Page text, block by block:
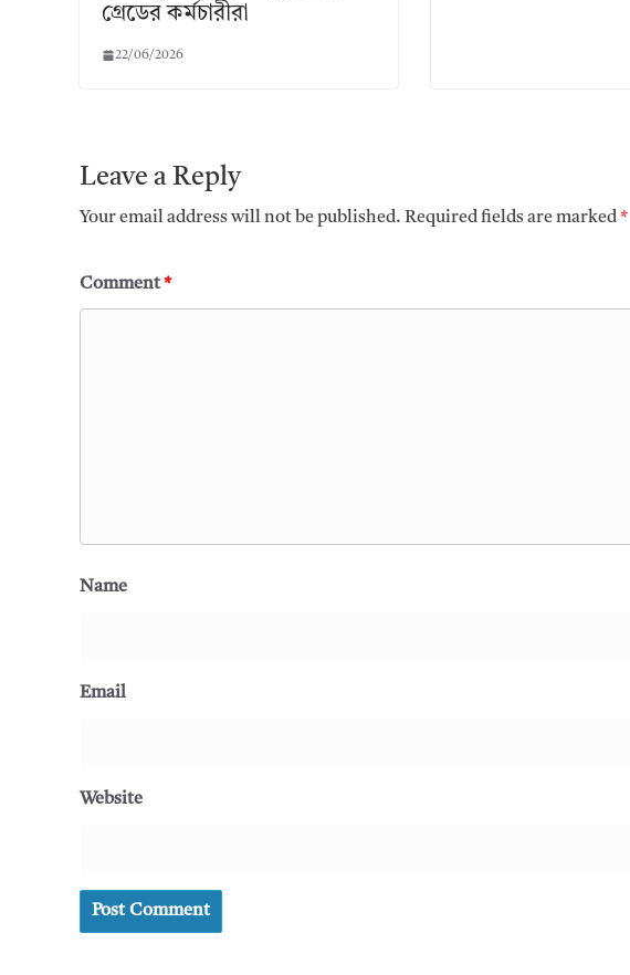
গ্রেডের কর্মচারীরা
22/06/2026
Leave a Reply
Your email address will not be published. Required fields are marked*
Comment*
Name
Email
Website